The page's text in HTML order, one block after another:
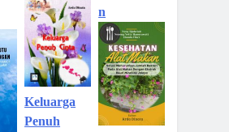
Keluarga
Penuh
n